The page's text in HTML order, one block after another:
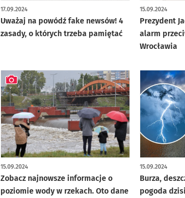
Uważaj na powódź fake newsów! 4
zasady, o których trzeba pamiętać
17.09.2024
Prezydent
alarm
Wrocławia
15.09.2024
artykuł z
Zobacz najnowsze informacje o
poziomie wody w rzekach. Oto dane
15.09.2024
artykuł z galerią zdjęć
Burza,
pogoda
15.09.2024